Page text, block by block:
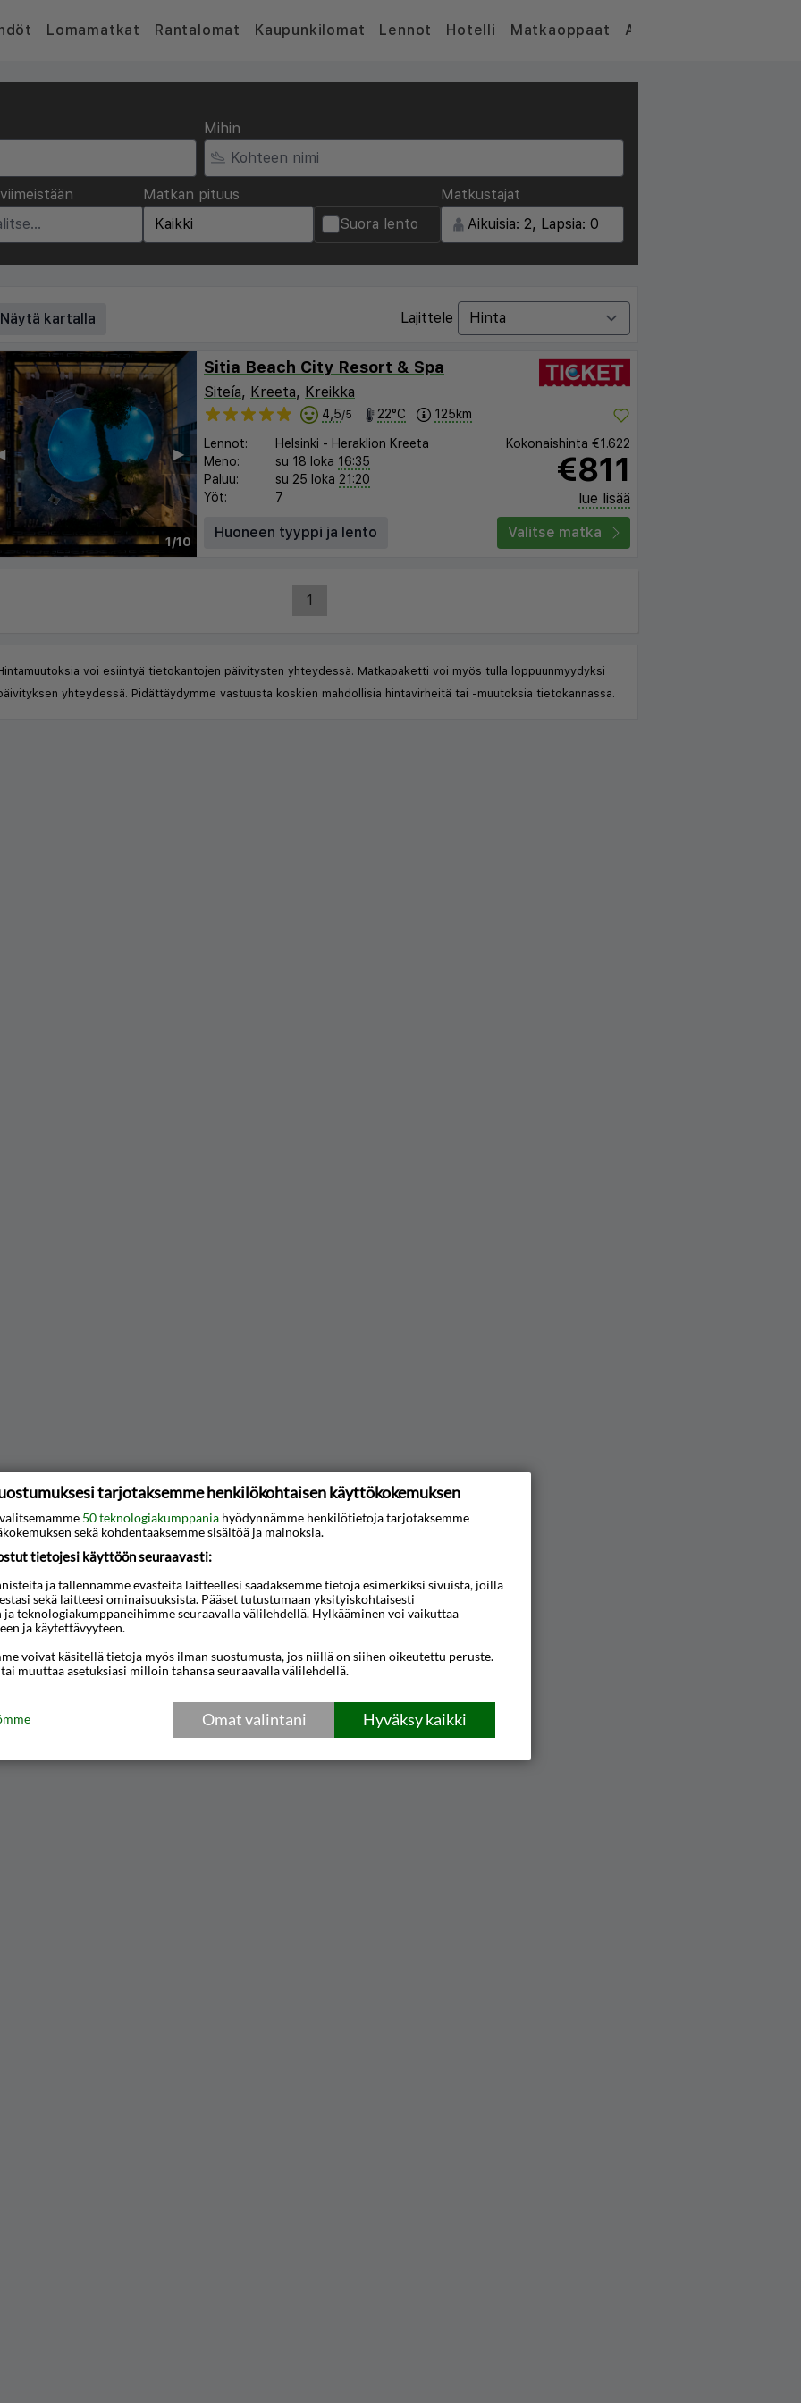
Lomamatkat Rantalomat Kaupunkilomat Lennot Hotelli Matkaoppaat Artikkelit
Mihin
Matkan pituus
Suora lento
Matkustajat
Näytä kartalla Lajittele
1/10
▶︎
Sitia Beach City Resort & Spa
Siteía, Kreeta, Kreikka
4,5/5 22°C 125km
Lennot: Helsinki - Heraklion Kreeta
Meno:
su 18 loka 16:35
Paluu:
su 25 loka 21:20
Yöt:
7
Kokonaishinta €1.622
€811
lue lisää
Huoneen tyyppi ja lento
Valitse matka
1
voi esiintyä tietokantojen päivitysten yhteydessä. Matkapaketti voi myös tulla loppuunmyydyksi
yhteydessä. Pidättäydymme vastuusta koskien mahdollisia hintavirheitä tai -muutoksia tietokannassa.
tarjotaksemme henkilökohtaisen käyttökokemuksen
50 teknologiakumppania hyödynnämme henkilötietoja tarjotaksemme
sekä kohdentaaksemme sisältöä ja mainoksia.
tietojesi käyttöön seuraavasti:
ja tallennamme evästeitä laitteellesi saadaksemme tietoja esimerkiksi sivuista, joilla
sekä laitteesi ominaisuuksista. Pääset tutustumaan yksityiskohtaisesti
teknologiakumppaneihimme seuraavalla välilehdellä. Hylkääminen voi vaikuttaa
ja käytettävyyteen.
voivat käsitellä tietoja myös ilman suostumusta, jos niillä on siihen oikeutettu peruste.
muuttaa asetuksiasi milloin tahansa seuraavalla välilehdellä.
Hyväksy kaikki
Omat valintani